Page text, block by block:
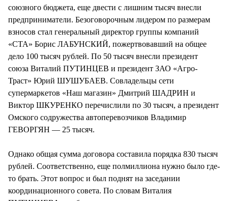
союзного бюджета, еще двести с лишним тысяч внесли
предприниматели. Безоговорочным лидером по размерам
взносов стал генеральный директор группы компаний
«СТА» Борис ЛАБУНСКИЙ, пожертвовавший на общее
дело 100 тысяч рублей. По 50 тысяч внесли президент
союза Виталий ПУТИНЦЕВ и президент ЗАО «Агро-
Траст» Юрий ШУШУБАЕВ. Совладельцы сети
супермаркетов «Наш магазин» Дмитрий ШАДРИН и
Виктор ШКУРЕНКО перечислили по 30 тысяч, а президент
Омского содружества автоперевозчиков Владимир
ГЕВОРГЯН — 25 тысяч.
Однако общая сумма договора составила порядка 830 тысяч
рублей. Соответственно, еще полмиллиона нужно было где-
то брать. Этот вопрос и был поднят на заседании
координационного совета. По словам Виталия